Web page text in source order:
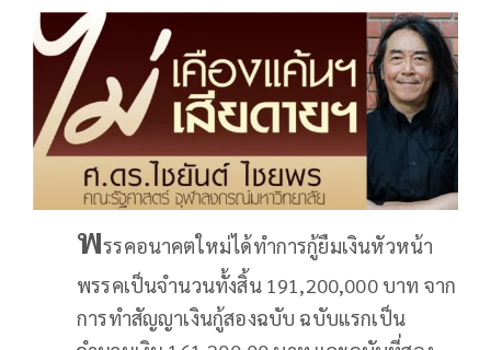
พรรคอนาคตใหม่ได้ทำการกู้ยืมเงินหัวหน้า
พรรคเป็นจำนวนทั้งสิ้น 191,200,000 บาท จาก
การทำสัญญาเงินกู้สองฉบับ ฉบับแรกเป็น